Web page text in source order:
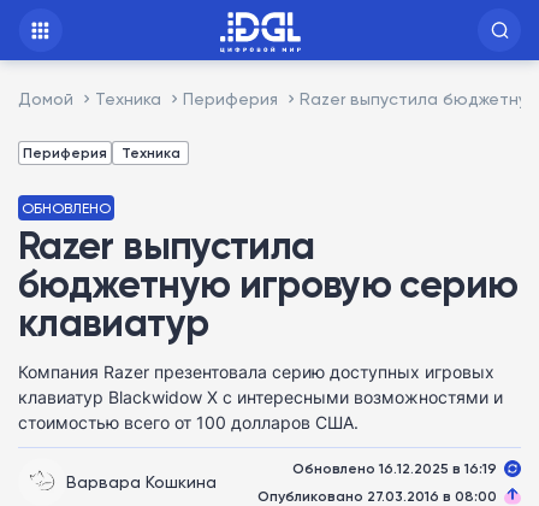
Домой Техника Периферия Razer выпустила
Периферия Техника
ОБНОВЛЕНО
Razer выпустила
бюджетную игровую серию
клавиатур
Компания Razer презентовала серию доступных игровых
клавиатур Blackwidow X с интересными возможностями и
стоимостью всего от 100 долларов США.
Варвара Кошкина
Обновлено 16.12.2025 в 16:19
Опубликовано 27.03.2016 в 08:00